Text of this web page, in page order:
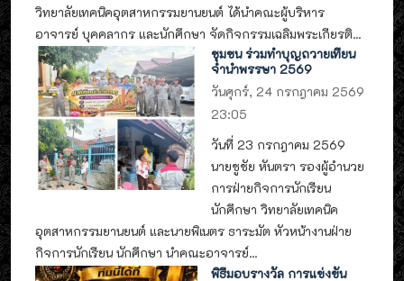
วิทยาลัยเทคนิคอุตสาหกรรมยานยนต์ ได้นำคณะผู้บริหาร
อาจารย์ บุคคลากร และนักศึกษา จัดกิจกรรมเฉลิมพระเกียรติ...
ชุมชน ร่วมทำบุญถวายเทียน
จำนำพรรษา 2569
วันศุกร์, 24 กรกฎาคม 2569
23:05
วันที่ 23 กรกฎาคม 2569
นายชูชัย หันตรา รองผู้อำนวย
การฝ่ายกิจการนักเรียน
นักศึกษา วิทยาลัยเทคนิค
อุตสาหกรรมยานยนต์ และนายพิเนตร ธาระมัต หัวหน้างานฝ่าย
กิจการนักเรียน นักศึกษา นำคณะอาจารย์...
พิธีมอบรางวัล การแข่งขัน